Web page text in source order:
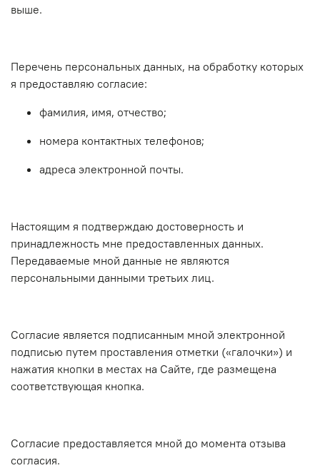
выше.
Перечень персональных данных, на обработку которых
я предоставляю согласие:
фамилия, имя, отчество;
номера контактных телефонов;
адреса электронной почты.
Настоящим я подтверждаю достоверность и
принадлежность мне предоставленных данных.
Передаваемые мной данные не являются
персональными данными третьих лиц.
Согласие является подписанным мной электронной
подписью путем проставления отметки («галочки») и
нажатия кнопки в местах на Сайте, где размещена
соответствующая кнопка.
Согласие предоставляется мной до момента отзыва
согласия.